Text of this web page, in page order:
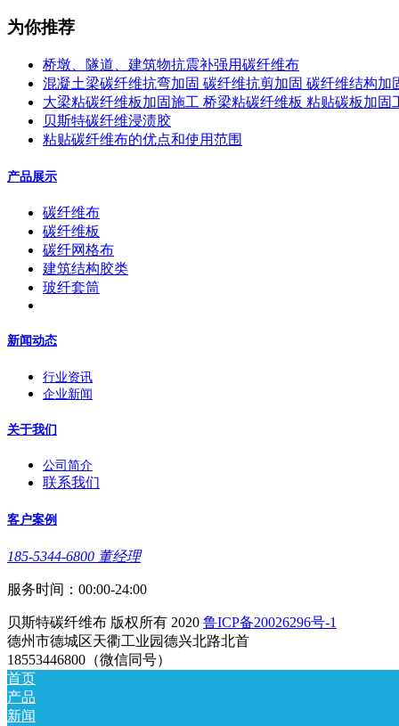
为你推荐
桥墩、隧道、建筑物抗震补强用碳纤维布
混凝土梁碳纤维抗弯加固 碳纤维抗剪加固 碳纤维结构加
大梁粘碳纤维板加固施工 桥梁粘碳纤维板 粘贴碳板加固
贝斯特碳纤维浸渍胶
粘贴碳纤维布的优点和使用范围
产品展示
碳纤维布
碳纤维板
碳纤网格布
建筑结构胶类
玻纤套筒
新闻动态
行业资讯
企业新闻
关于我们
公司简介
联系我们
客户案例
185-5344-6800 董经理
服务时间：00:00-24:00
贝斯特碳纤维布 版权所有 2020 鲁ICP备20026296号-1
德州市德城区天衢工业园德兴北路北首
18553446800（微信同号）
首页
产品
新闻